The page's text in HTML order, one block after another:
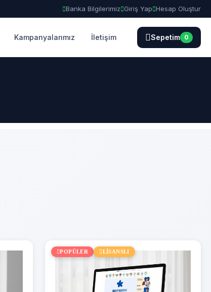
Banka Bilgilerimiz Giriş Yap Hesap Oluştur
Kampanyalarımız İletişim Sepetim 0
POPÜLER LİSANSLI